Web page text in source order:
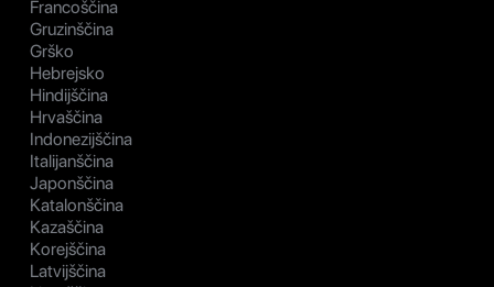
Francoščina
Gruzinščina
Grško
Hebrejsko
Hindijščina
Hrvaščina
Indonezijščina
Italijanščina
Japonščina
Katalonščina
Kazaščina
Korejščina
Latvijščina